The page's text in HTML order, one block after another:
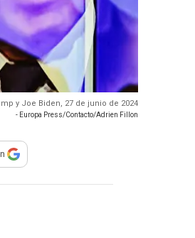
y Joe Biden, 27 de junio de 2024
- Europa Press/Contacto/Adrien Fillon
compartir